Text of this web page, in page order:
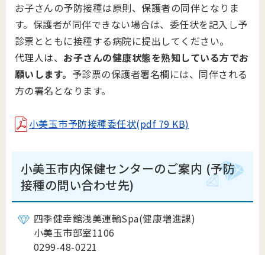
お子さんの予防接種は原則、保護者の同伴となりま
す。保護者が同伴できない場合は、委任状を記入し予
診票とともに接種する病院に提出してください。
代理人は、 お子さんの健康状態を熟知している方でお
願いします。 予診票の保護者署名欄には、同伴される
方の署名となります。
小美玉市予防接種委任状(pdf 79 KB)
小美玉市内保健センターのご案内 (予防
接種の問い合わせ先)
四季健幸館浅美運輸Spa(健康増進課)
小美玉市部室1106
0299-48-0221